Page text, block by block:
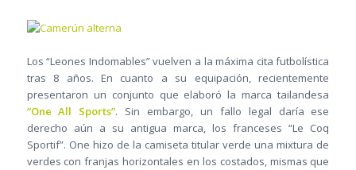
Los “Leones Indomables” vuelven a la máxima cita futbolística
tras 8 años. En cuanto a su equipación, recientemente
presentaron un conjunto que elaboró la marca tailandesa
“One All Sports”. Sin embargo, un fallo legal daría ese
derecho aún a su antigua marca, los franceses “Le Coq
Sportif”. One hizo de la camiseta titular verde una mixtura de
verdes con franjas horizontales en los costados, mismas que